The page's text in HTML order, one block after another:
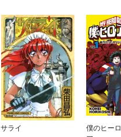
サライ
僕のヒー